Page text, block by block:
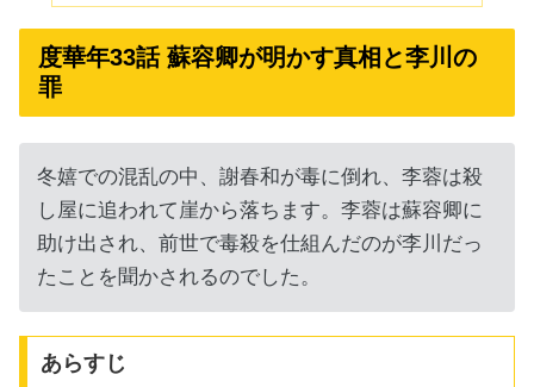
度華年33話 蘇容卿が明かす真相と李川の
罪
冬嬉での混乱の中、謝春和が毒に倒れ、李蓉は殺
し屋に追われて崖から落ちます。李蓉は蘇容卿に
助け出され、前世で毒殺を仕組んだのが李川だっ
たことを聞かされるのでした。
あらすじ